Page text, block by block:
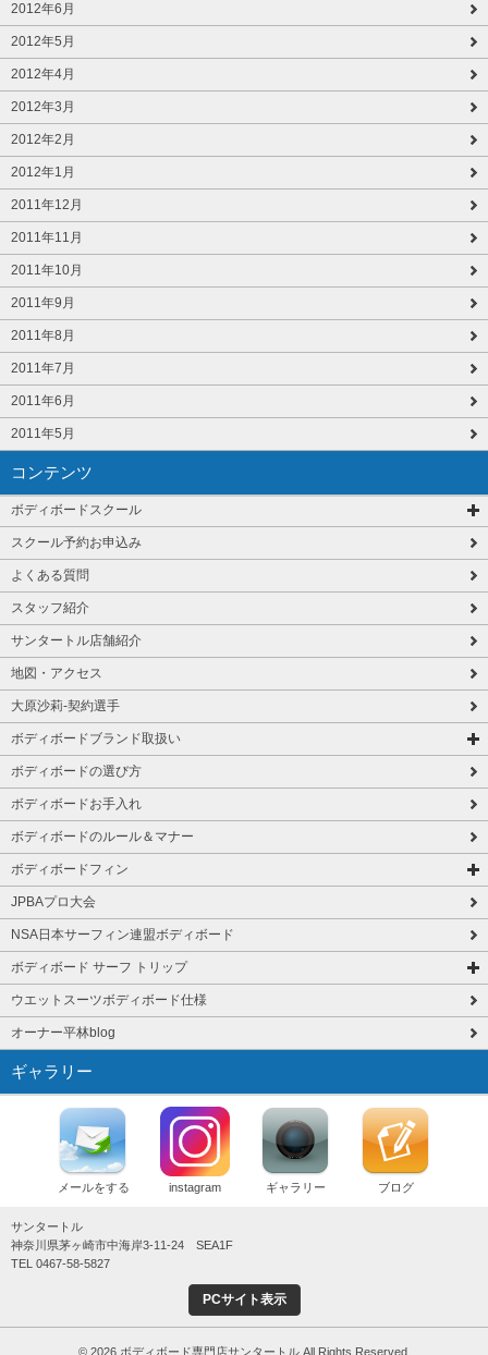
2012年6月
2012年5月
2012年4月
2012年3月
2012年2月
2012年1月
2011年12月
2011年11月
2011年10月
2011年9月
2011年8月
2011年7月
2011年6月
2011年5月
コンテンツ
ボディボードスクール
スクール予約お申込み
よくある質問
スタッフ紹介
サンタートル店舗紹介
地図・アクセス
大原沙莉-契約選手
ボディボードブランド取扱い
ボディボードの選び方
ボディボードお手入れ
ボディボードのルール＆マナー
ボディボードフィン
JPBAプロ大会
NSA日本サーフィン連盟ボディボード
ボディボード サーフ トリップ
ウエットスーツボディボード仕様
オーナー平林blog
ギャラリー
メールをする instagram ギャラリー ブログ
サンタートル
神奈川県茅ヶ崎市中海岸3-11-24 SEA1F
TEL 0467-58-5827
PCサイト表示
© 2026 ボディボード専門店サンタートル All Rights Reserved.